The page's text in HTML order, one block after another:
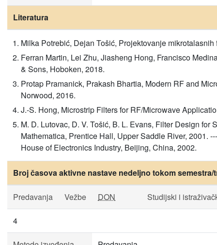
Literatura
Milka Potrebić, Dejan Tošić, Projektovanje
Ferran Martin, Lei Zhu, Jiasheng Hong, Francisco
& Sons, Hoboken, 2018.
Protap Pramanick, Prakash Bhartia, Modern RF and
Norwood, 2016.
J.-S. Hong, Microstrip Filters for RF/Microwave
M. D. Lutovac, D. V. Tošić, B. L. Evans, Filter Design for
Mathematica, Prentice Hall, Upper Saddle River, 2001.
House of Electronics Industry, Beijing, China, 2002.
Broj časova aktivne nastave nedeljno tokom
Predavanja Vežbe DON Studijski i
4